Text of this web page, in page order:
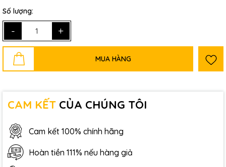
Số lượng:
- +
MUA HÀNG
CAM KẾT CỦA CHÚNG TÔI
Cam kết 100% chính hãng
Hoàn tiền 111% nếu hàng giả